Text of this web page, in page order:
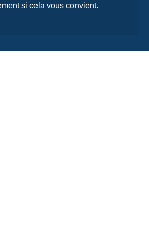
si cela vous convient.